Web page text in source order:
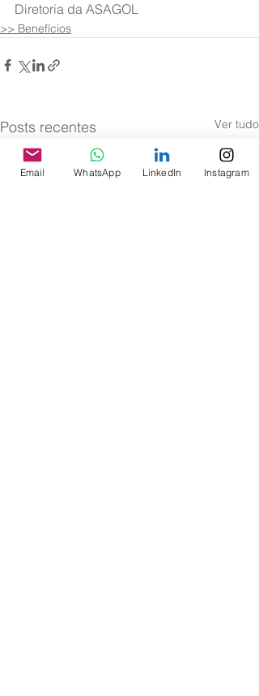
Diretoria da ASAGOL
>> Benefícios
Posts recentes Ver tudo
Email WhatsApp LinkedIn Instagram